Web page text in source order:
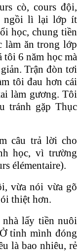
cò, cours đội,
ngồi lì lại lớp ít
học, chung tiền
làm ăn trong lớp
tôi 6 năm học mà
Trận đòn tơi
tôi đau hơn cái
làm gương. Tôi
tránh gặp Thục
câu trả lời cho
học, vì trường
élémentaire).
vừa nói vừa gõ
thiệt hơn.
lấy tiền nuôi
tỉnh mình đóng
là bao nhiêu, rẻ